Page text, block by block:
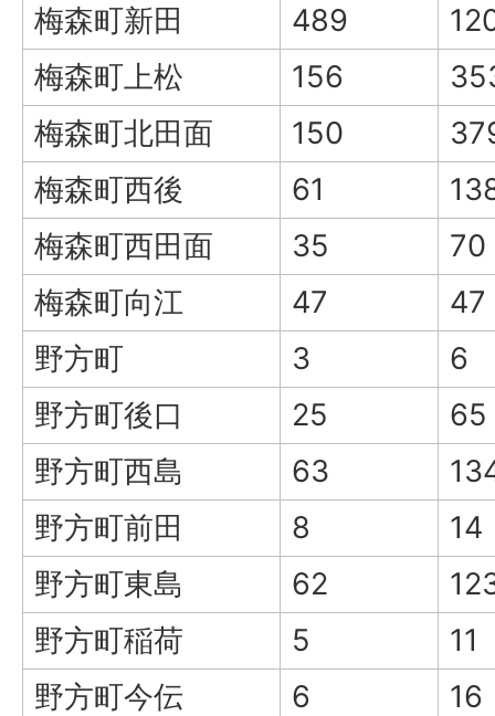
梅森町新田
489
梅森町上松
156
梅森町北田面
150
梅森町西後
61
梅森町西田面
35
70
梅森町向江
47
47
野方町
3
6
野方町後口
25
65
野方町西島
63
野方町前田
8
14
野方町東島
62
野方町稲荷
5
11
野方町今伝
6
16